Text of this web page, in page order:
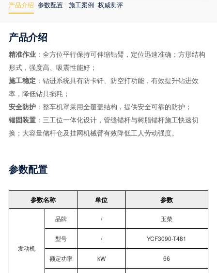
产品介绍 参数配置 施工案例 权威测评
产品介绍
精准作业：全方位平行保持可伸缩钻臂，定位迅速准确；方形结构
形式，强度高、吸震性能好；
施工稳定 ：钻进系统具有防卡钎、防空打功能，有效提升钻进效
率，降低钻具损耗；
安全防护：整车机罩采用全覆盖结构，提供安全可靠的防护；
锚固装置：三工位一体化设计，管缝锚杆与树脂锚杆施工快速切
换；大容量储杆仓及挂网机械臂有效降低工人劳动强度。
参数配置
参数名称 单位 参数
发动机
品牌 / 玉柴
型号 / YCF3090-T481
额定功率 kW 66